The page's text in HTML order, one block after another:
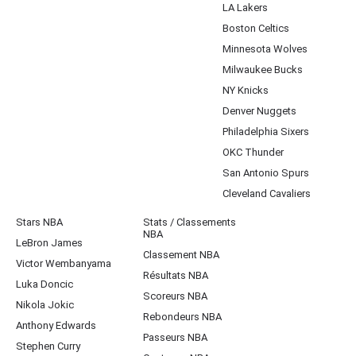
LA Lakers
Boston Celtics
Minnesota Wolves
Milwaukee Bucks
NY Knicks
Denver Nuggets
Philadelphia Sixers
OKC Thunder
San Antonio Spurs
Cleveland Cavaliers
Stars NBA
LeBron James
Victor Wembanyama
Luka Doncic
Nikola Jokic
Anthony Edwards
Stephen Curry
Stats / Classements
NBA
Classement NBA
Résultats NBA
Scoreurs NBA
Rebondeurs NBA
Passeurs NBA